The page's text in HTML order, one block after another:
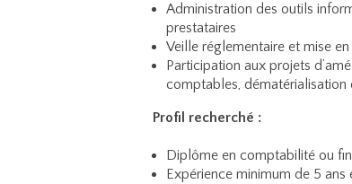
Administration des outils
prestataires
Veille réglementaire et mise
Participation aux projets
comptables,
Profil recherché :
Diplôme en comptabilité ou
Expérience minimum de 5 ans